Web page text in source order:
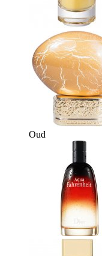
Oud